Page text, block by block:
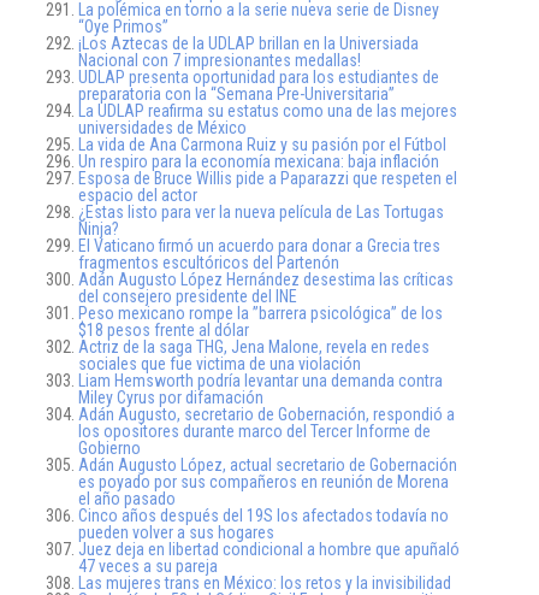
La polémica en torno a la serie nueva serie de Disney
“Oye Primos”
¡Los Aztecas de la UDLAP brillan en la Universiada
Nacional con 7 impresionantes medallas!
UDLAP presenta oportunidad para los estudiantes de
preparatoria con la “Semana Pre-Universitaria”
La UDLAP reafirma su estatus como una de las mejores
universidades de México
La vida de Ana Carmona Ruiz y su pasión por el Fútbol
Un respiro para la economía mexicana: baja inflación
Esposa de Bruce Willis pide a Paparazzi que respeten el
espacio del actor
¿Estas listo para ver la nueva película de Las Tortugas
Ninja?
El Vaticano firmó un acuerdo para donar a Grecia tres
fragmentos escultóricos del Partenón
Adán Augusto López Hernández desestima las críticas
del consejero presidente del INE
Peso mexicano rompe la ”barrera psicológica” de los
$18 pesos frente al dólar
Actriz de la saga THG, Jena Malone, revela en redes
sociales que fue victima de una violación
Liam Hemsworth podría levantar una demanda contra
Miley Cyrus por difamación
Adán Augusto, secretario de Gobernación, respondió a
los opositores durante marco del Tercer Informe de
Gobierno
Adán Augusto López, actual secretario de Gobernación
es poyado por sus compañeros en reunión de Morena
el año pasado
Cinco años después del 19S los afectados todavía no
pueden volver a sus hogares
Juez deja en libertad condicional a hombre que apuñaló
47 veces a su pareja
Las mujeres trans en México: los retos y la invisibilidad